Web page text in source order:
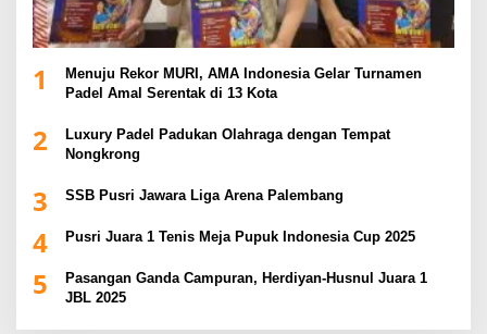
1
Menuju Rekor MURI, AMA Indonesia Gelar Turnamen
Padel Amal Serentak di 13 Kota
2
Luxury Padel Padukan Olahraga dengan Tempat
Nongkrong
3 SSB Pusri Jawara Liga Arena Palembang
4 Pusri Juara 1 Tenis Meja Pupuk Indonesia Cup 2025
5
Pasangan Ganda Campuran, Herdiyan-Husnul Juara 1
JBL 2025